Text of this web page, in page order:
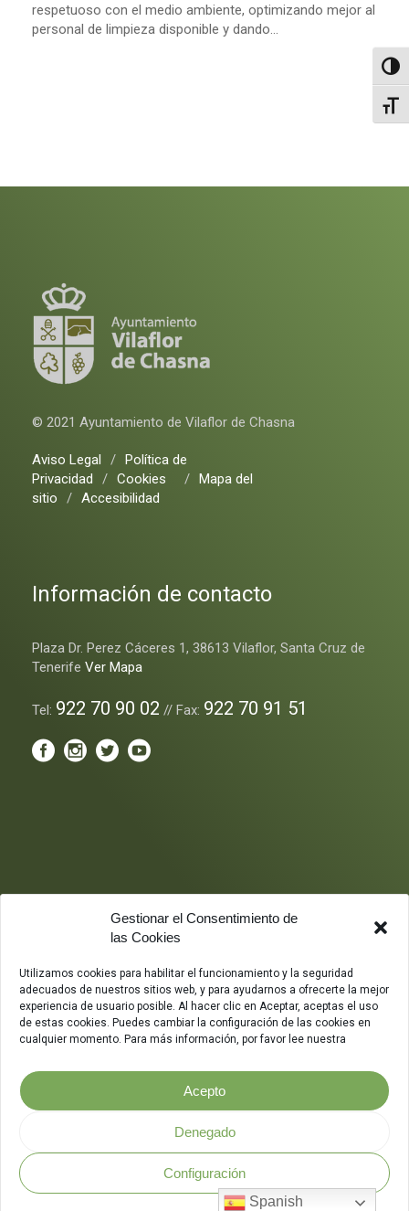
Gestionar el Consentimiento de
las Cookies
Utilizamos cookies para habilitar el funcionamiento y la seguridad
adecuados de nuestros sitios web, y para ayudarnos a ofrecerte la mejor
experiencia de usuario posible. Al hacer clic en Aceptar, aceptas el uso
de estas cookies. Puedes cambiar la configuración de las cookies en
cualquier momento. Para más información, por favor lee nuestra
Acepto
Denegado
Configuración
respetuoso con el medio ambiente, optimizando mejor al
personal de limpieza disponible y dando...
© 2021 Ayuntamiento de Vilaflor de Chasna
Aviso Legal / Política de
Privacidad
/ Cookies / Mapa del
sitio
/ Accesibilidad
Información de contacto
Plaza Dr. Perez Cáceres 1, 38613 Vilaflor, Santa Cruz de
Tenerife Ver Mapa
Tel: 922 70 90 02 // Fax: 922 70 91 51
Política de Seguridad
Spanish